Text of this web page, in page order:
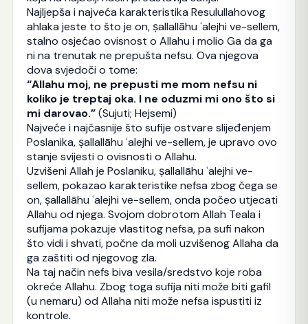
Najljepša i najveća karakteristika Resulullahovog
ahlaka jeste to što je on, ṣallallāhu ʿalejhi ve-sellem,
stalno osjećao ovisnost o Allahu i molio Ga da ga
ni na trenutak ne prepušta nefsu. Ova njegova
dova svjedoči o tome:
“Allahu moj, ne prepusti me mom nefsu ni
koliko je treptaj oka. I ne oduzmi mi ono što si
mi darovao.”(Sujuti; Hejsemi)
Najveće i najčasnije što sufije ostvare slijeđenjem
Poslanika, ṣallallāhu ʿalejhi ve-sellem, je upravo ovo
stanje svijesti o ovisnosti o Allahu.
Uzvišeni Allah je Poslaniku, ṣallallāhu ʿalejhi ve-
sellem, pokazao karakteristike nefsa zbog čega se
on, ṣallallāhu ʿalejhi ve-sellem, onda počeo utjecati
Allahu od njega. Svojom dobrotom Allah Teala i
sufijama pokazuje vlastitog nefsa, pa sufi nakon
što vidi i shvati, počne da moli uzvišenog Allaha da
ga zaštiti od njegovog zla.
Na taj način nefs biva vesila/sredstvo koje roba
okreće Allahu. Zbog toga sufija niti može biti gafil
(u nemaru) od Allaha niti može nefsa ispustiti iz
kontrole.